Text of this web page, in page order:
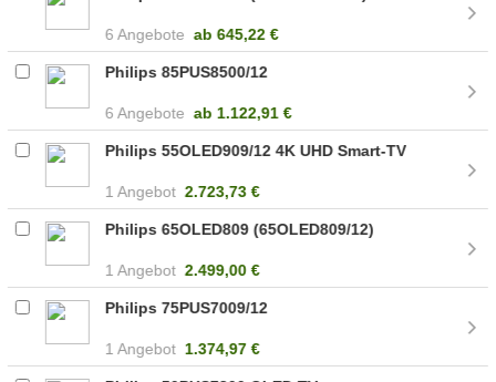
6 Angebote ab 645,22 €
Philips 85PUS8500/12
6 Angebote ab 1.122,91 €
Philips 55OLED909/12 4K UHD Smart-TV
1 Angebot 2.723,73 €
Philips 65OLED809 (65OLED809/12)
1 Angebot 2.499,00 €
Philips 75PUS7009/12
1 Angebot 1.374,97 €